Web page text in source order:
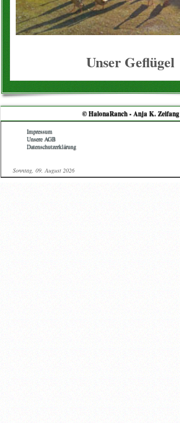
Unser Geflügel
© HalonaRanch - Anja K. Zeifang
Impressum
Unsere AGB
Datenschutzerklärung
Sonntag, 09. August 2026